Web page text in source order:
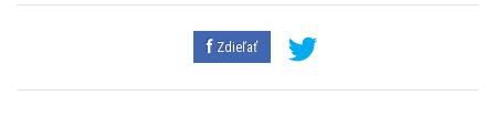
Zdieľať